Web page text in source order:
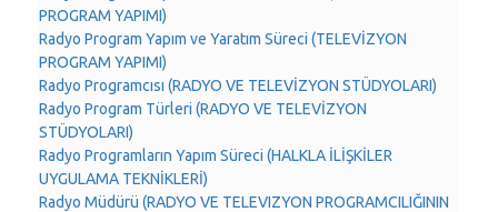
PROGRAM YAPIMI)
Radyo Program Yapım ve Yaratım Süreci (TELEVİZYON
PROGRAM YAPIMI)
Radyo Programcısı (RADYO VE TELEVİZYON STÜDYOLARI)
Radyo Program Türleri (RADYO VE TELEVİZYON
STÜDYOLARI)
Radyo Programların Yapım Süreci (HALKLA İLİŞKİLER
UYGULAMA TEKNİKLERİ)
Radyo Müdürü (RADYO VE TELEVIZYON PROGRAMCILIĞININ